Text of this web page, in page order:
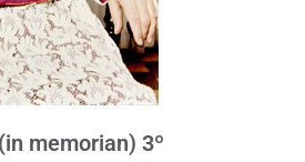
memorian) 3º